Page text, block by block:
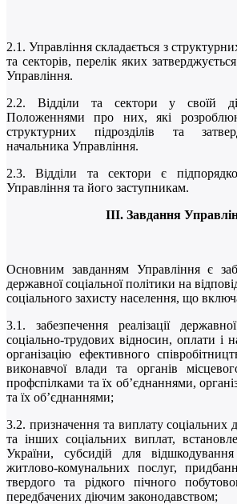
2.1. Управління складається з структурних
та секторів, перелік яких
Управління.
2.2. Відділи та сектори у своїй
Положеннями про них, які
структурних підрозділів та
начальника Управління.
2.3. Відділи та сектори є
Управління та його заступникам.
ІІІ. Завдання
Основним завданням Управління є
державної соціальної політики на
соціального захисту населення, що
3.1. забезпечення реалізації
соціально-трудових відносин, оплати і
організацію ефективного
виконавчої влади та органів
профспілками та їх об’єднаннями,
та їх об’єднаннями;
3.2. призначення та виплату соціальних
та інших соціальних виплат,
України, субсидій для
житлово-комунальних послуг,
твердого та рідкого пічного
передбачених діючим законодавством;